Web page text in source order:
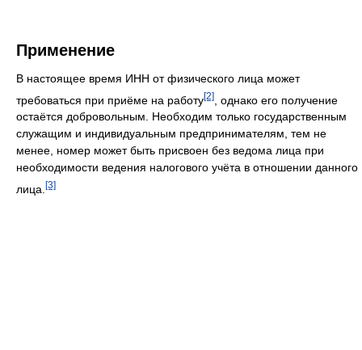
Применение
В настоящее время ИНН от физического лица может
требоваться при приёме на работу[2]
, однако его получение
остаётся добровольным. Необходим только государственным
служащим и индивидуальным предпринимателям, тем не
менее, номер может быть присвоен без ведома лица при
необходимости ведения налогового учёта в отношении данного
лица. [3]